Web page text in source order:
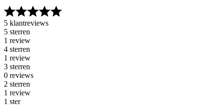
5 klantreviews
5 sterren
1 review
4 sterren
1 review
3 sterren
0 reviews
2 sterren
1 review
1 ster